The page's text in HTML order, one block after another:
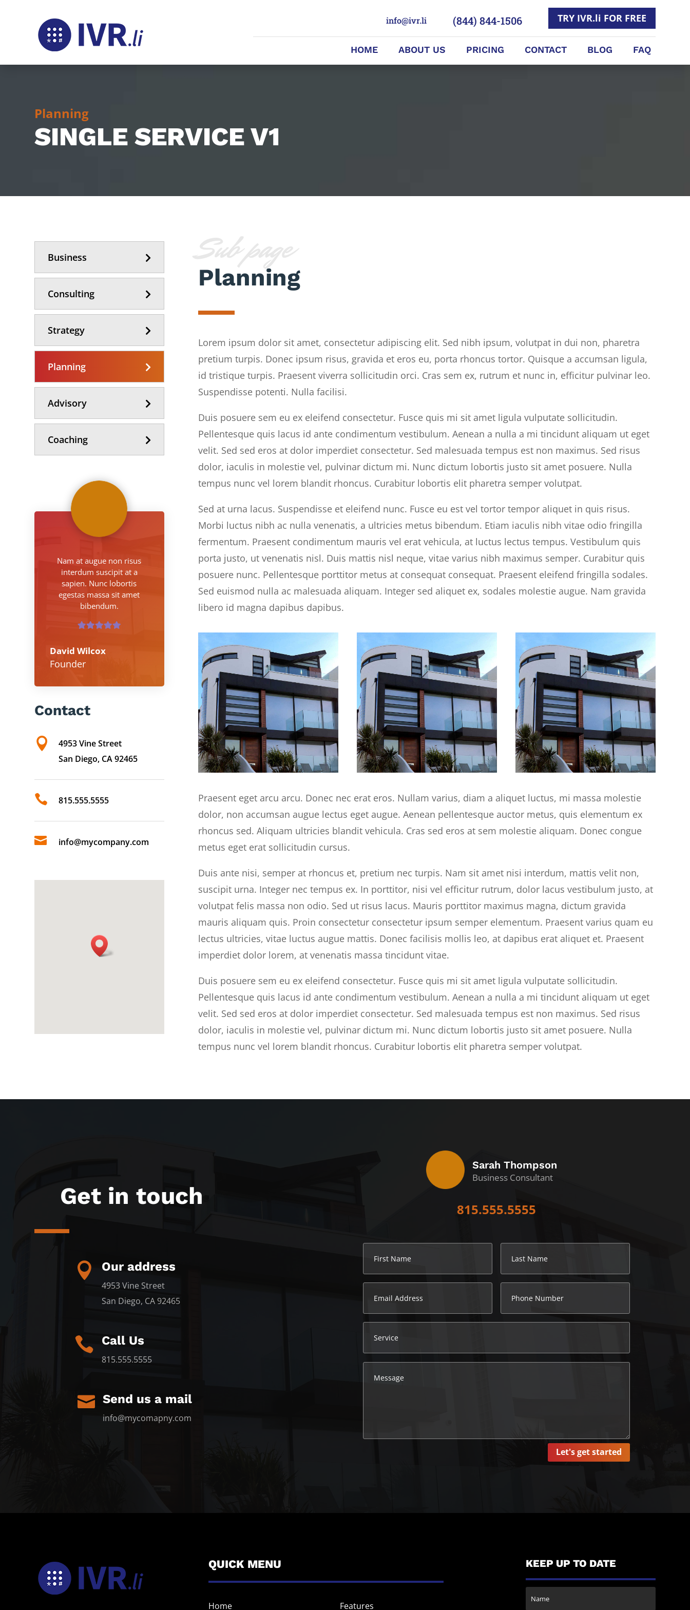
TRY IVR.li FOR FREE
(844) 844-1506
info@ivr.li
HOME ABOUT US PRICING CONTACT BLOG FAQ
Planning
SINGLE SERVICE V1
Business
Consulting
Strategy
Planning
Advisory
Coaching
Nam at augue non risus
interdum suscipit at a
sapien. Nunc lobortis
egestas massa sit amet
bibendum.
David Wilcox
Founder
Contact

4953 Vine Street
San Diego, CA 92465
 815.555.5555
 info@mycompany.com
Sub page
Planning
Lorem ipsum dolor sit amet, consectetur adipiscing elit. Sed nibh ipsum, volutpat in dui non, pharetra
pretium turpis. Donec ipsum risus, gravida et eros eu, porta rhoncus tortor. Quisque a accumsan ligula,
id tristique turpis. Praesent viverra sollicitudin orci. Cras sem ex, rutrum et nunc in, efficitur pulvinar leo.
Suspendisse potenti. Nulla facilisi.
Duis posuere sem eu ex eleifend consectetur. Fusce quis mi sit amet ligula vulputate sollicitudin.
Pellentesque quis lacus id ante condimentum vestibulum. Aenean a nulla a mi tincidunt aliquam ut eget
velit. Sed sed eros at dolor imperdiet consectetur. Sed malesuada tempus est non maximus. Sed risus
dolor, iaculis in molestie vel, pulvinar dictum mi. Nunc dictum lobortis justo sit amet posuere. Nulla
tempus nunc vel lorem blandit rhoncus. Curabitur lobortis elit pharetra semper volutpat.
Sed at urna lacus. Suspendisse et eleifend nunc. Fusce eu est vel tortor tempor aliquet in quis risus.
Morbi luctus nibh ac nulla venenatis, a ultricies metus bibendum. Etiam iaculis nibh vitae odio fringilla
fermentum. Praesent condimentum mauris vel erat vehicula, at luctus lectus tempus. Vestibulum quis
porta justo, ut venenatis nisl. Duis mattis nisl neque, vitae varius nibh maximus semper. Curabitur quis
posuere nunc. Pellentesque porttitor metus at consequat consequat. Praesent eleifend fringilla sodales.
Sed euismod nulla ac malesuada aliquam. Integer sed aliquet ex, sodales molestie augue. Nam gravida
libero id magna dapibus dapibus.
Praesent eget arcu arcu. Donec nec erat eros. Nullam varius, diam a aliquet luctus, mi massa molestie
dolor, non accumsan augue lectus eget augue. Aenean pellentesque auctor metus, quis elementum ex
rhoncus sed. Aliquam ultricies blandit vehicula. Cras sed eros at sem molestie aliquam. Donec congue
metus eget erat sollicitudin cursus.
Duis ante nisi, semper at rhoncus et, pretium nec turpis. Nam sit amet nisi interdum, mattis velit non,
suscipit urna. Integer nec tempus ex. In porttitor, nisi vel efficitur rutrum, dolor lacus vestibulum justo, at
volutpat felis massa non odio. Sed ut risus lacus. Mauris porttitor maximus magna, dictum gravida
mauris aliquam quis. Proin consectetur consectetur ipsum semper elementum. Praesent varius quam eu
lectus ultricies, vitae luctus augue mattis. Donec facilisis mollis leo, at dapibus erat aliquet et. Praesent
imperdiet dolor lorem, at venenatis massa tincidunt vitae.
Duis posuere sem eu ex eleifend consectetur. Fusce quis mi sit amet ligula vulputate sollicitudin.
Pellentesque quis lacus id ante condimentum vestibulum. Aenean a nulla a mi tincidunt aliquam ut eget
velit. Sed sed eros at dolor imperdiet consectetur. Sed malesuada tempus est non maximus. Sed risus
dolor, iaculis in molestie vel, pulvinar dictum mi. Nunc dictum lobortis justo sit amet posuere. Nulla
tempus nunc vel lorem blandit rhoncus. Curabitur lobortis elit pharetra semper volutpat.
Get in touch
 Our address
4953 Vine Street
San Diego, CA 92465
 Call Us
815.555.5555
 Send us a mail
info@mycomapny.com
Sarah Thompson
Business Consultant
815.555.5555
Let's get started
QUICK MENU
Home Features
KEEP UP TO DATE